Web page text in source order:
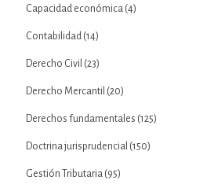
Capacidad económica (4)
Contabilidad (14)
Derecho Civil (23)
Derecho Mercantil (20)
Derechos fundamentales (125)
Doctrina jurisprudencial (150)
Gestión Tributaria (95)